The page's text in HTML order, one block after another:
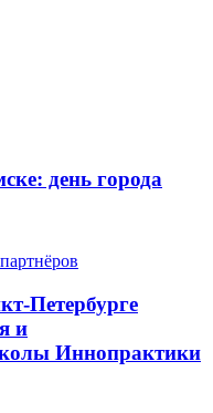
день города
Петербурге
и
Иннопрактики